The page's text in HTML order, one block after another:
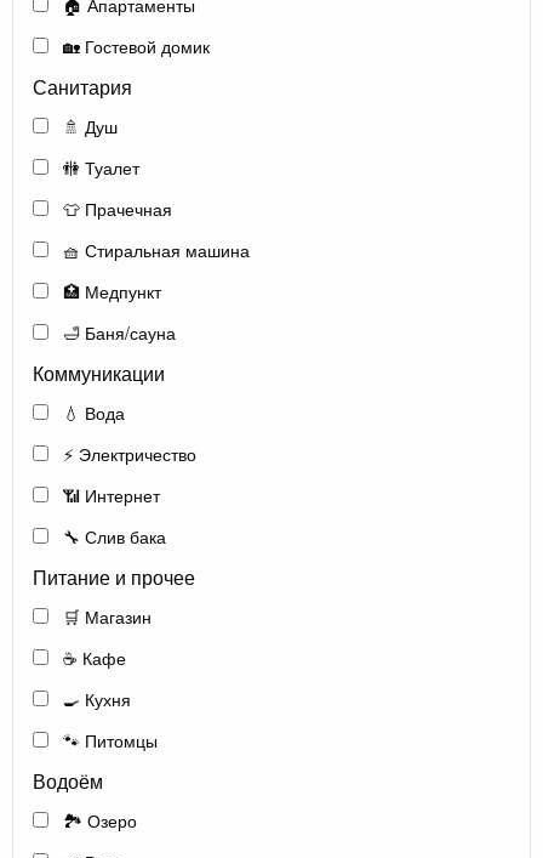
🏠 Апартаменты
🏡 Гостевой домик
Санитария
🚿 Душ
🚻 Туалет
👕 Прачечная
🧺 Стиральная машина
🏥 Медпункт
🛁 Баня/сауна
Коммуникации
💧 Вода
⚡ Электричество
📶 Интернет
🔧 Слив бака
Питание и прочее
🛒 Магазин
☕ Кафе
🍳 Кухня
🐾 Питомцы
Водоём
🏞️ Озеро